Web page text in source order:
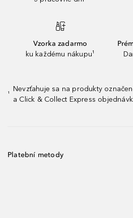
Vzorka zadarmo
ku každému nákupu¹
¹
Nevzťahuje sa na produkty
a Click & Collect Express
Platební metody